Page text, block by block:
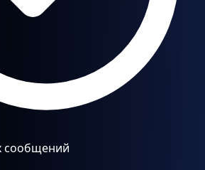
сообщений